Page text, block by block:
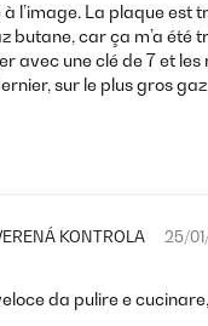
l’image. La plaque
butane, car ça m’a été
avec une clé de 7 et
sur le plus gros
KONTROLA 25/
da pulire e